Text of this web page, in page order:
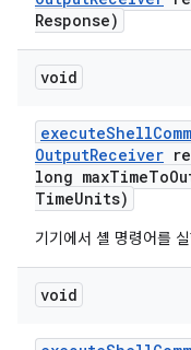
Response)
void
executeShell
OutputReceiver
long maxTimeTo
TimeUnits)
기기에서 셸 명령어를
void